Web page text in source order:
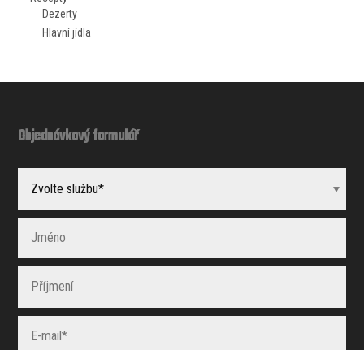
Dezerty
Hlavní jídla
Objednávkový formulář